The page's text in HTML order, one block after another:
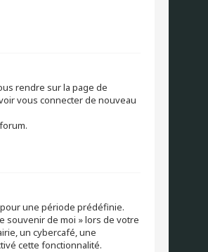
rendre sur la page de
vous connecter de nouveau
une période prédéfinie.
souvenir de moi » lors de votre
un cybercafé, une
cette fonctionnalité.